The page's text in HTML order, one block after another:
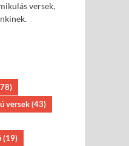
versek,
versek(43)
(19)